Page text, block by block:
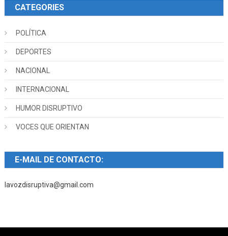
CATEGORIES
POLÍTICA
DEPORTES
NACIONAL
INTERNACIONAL
HUMOR DISRUPTIVO
VOCES QUE ORIENTAN
E-MAIL DE CONTACTO:
lavozdisruptiva@gmail.com